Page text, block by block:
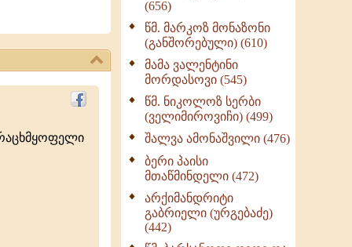
გამოცდილების
ოთხი ასეული თავი
სიყვარულის შესახებ
(259)
(656)
წმ. მარკოზ მონაზონი
(განშორებული) (610)
მამა ვალენტინი
მორდასოვი (545)
წმ. ნიკოლოზ სერბი
(ველიმიროვიჩი) (499)
შალვა ამონაშვილი (476)
ბერი პაისი
მთაწმინდელი (472)
არქიმანდრიტი
გაბრიელი (ურგებაძე)
(442)